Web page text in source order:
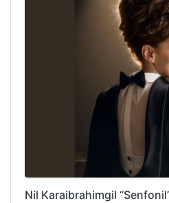
Nil Karaibrahimgil